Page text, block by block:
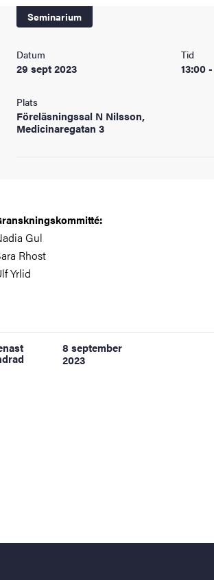
Seminarium
Datum
29 sept 2023
Tid
13:00
Plats
Föreläsningssal N Nilsson,
Medicinaregatan 3
Gul
Rhost
Yrlid
8 september
2023